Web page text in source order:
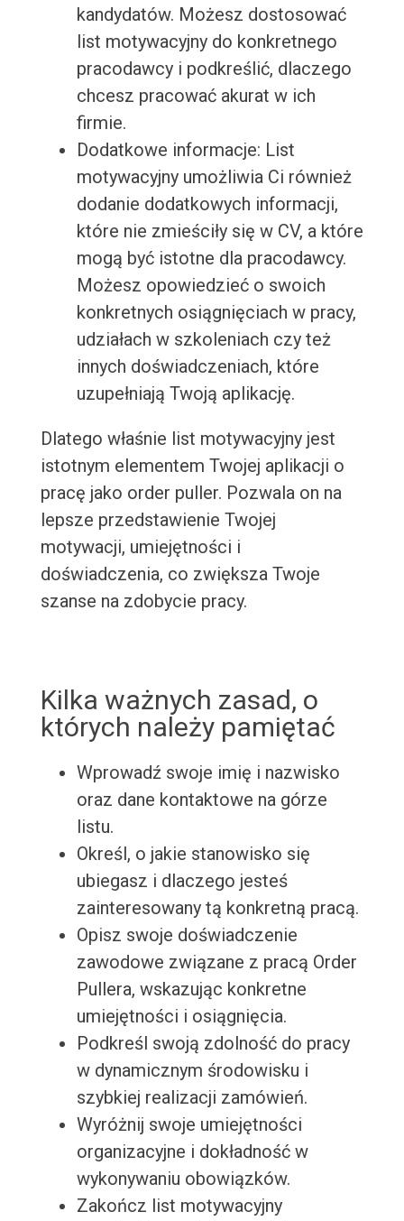
kandydatów. Możesz dostosować
list motywacyjny do konkretnego
pracodawcy i podkreślić, dlaczego
chcesz pracować akurat w ich
firmie.
Dodatkowe informacje: List
motywacyjny umożliwia Ci również
dodanie dodatkowych informacji,
które nie zmieściły się w CV, a które
mogą być istotne dla pracodawcy.
Możesz opowiedzieć o swoich
konkretnych osiągnięciach w pracy,
udziałach w szkoleniach czy też
innych doświadczeniach, które
uzupełniają Twoją aplikację.
Dlatego właśnie list motywacyjny jest
istotnym elementem Twojej aplikacji o
pracę jako order puller. Pozwala on na
lepsze przedstawienie Twojej
motywacji, umiejętności i
doświadczenia, co zwiększa Twoje
szanse na zdobycie pracy.
Kilka ważnych zasad, o
których należy pamiętać
Wprowadź swoje imię i nazwisko
oraz dane kontaktowe na górze
listu.
Określ, o jakie stanowisko się
ubiegasz i dlaczego jesteś
zainteresowany tą konkretną pracą.
Opisz swoje doświadczenie
zawodowe związane z pracą Order
Pullera, wskazując konkretne
umiejętności i osiągnięcia.
Podkreśl swoją zdolność do pracy
w dynamicznym środowisku i
szybkiej realizacji zamówień.
Wyróżnij swoje umiejętności
organizacyjne i dokładność w
wykonywaniu obowiązków.
Zakończ list motywacyjny